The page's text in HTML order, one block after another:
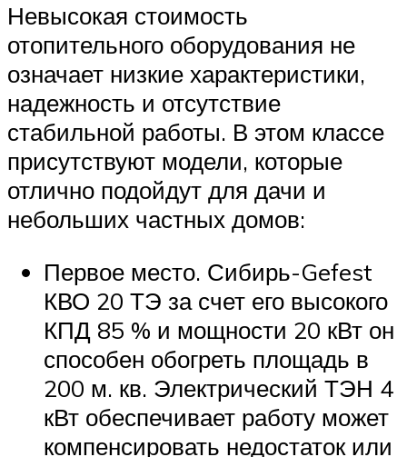
Невысокая стоимость
отопительного оборудования не
означает низкие характеристики,
надежность и отсутствие
стабильной работы. В этом классе
присутствуют модели, которые
отлично подойдут для дачи и
небольших частных домов:
Первое место. Сибирь-Gefest
КВО 20 ТЭ за счет его высокого
КПД 85 % и мощности 20 кВт он
способен обогреть площадь в
200 м. кв. Электрический ТЭН 4
кВт обеспечивает работу может
компенсировать недостаток или